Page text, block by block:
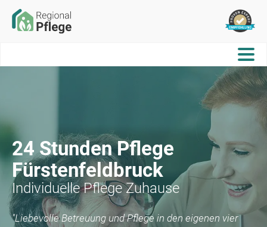
24 Stunden Pflege
Fürstenfeldbruck
Individuelle Pflege Zuhause
"Liebevolle Betreuung und Pflege in den eigenen vier